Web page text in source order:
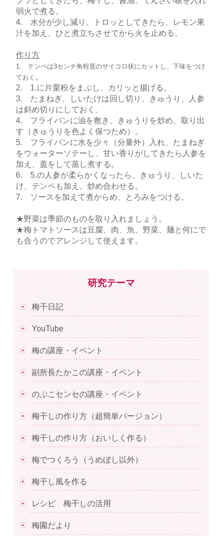
弱火で煮る。
4. 水分が少し減り、トロッとしてきたら、レモン果
汁を加え、ひと煮立ちさせてから火を止める。
作り方
1. テンペは3センチ角程度のサイコロ状にカットし、下味をつけ
ておく 。
2. 1.に片栗粉をまぶし、カリッと揚げる。
3. たまねぎ、しいたけは回し切り、きゅうり、人参
は斜め切りにしておく 。
4. フライパンに油を敷き、きゅうりを炒め、取り出
す（きゅうりを色よく保つため）。
5. フライパンに水を少々（分量外）入れ、たまねぎ
をウォーターソテーし、甘い香りがしてきたら人参を
加え、蓋をして蒸し煮する。
6. 5.の人参が柔らかくなったら、きゅうり、しいた
け、テンペも加え、炒め合わせる。
7. ソースを加えて煮からめ、とろみをつける。
★野菜は季節のものを取り入れましょう。
★梅トマトソースは豆腐、肉、魚、野菜、麺と何にで
も合うのでアレンジして使えます。
研究テーマ
梅干日記
YouTube
梅の講座・イベント
副所長たかこの講座・イベント
のぶこセンセの講座・イベント
梅干しの作り方（超簡単バージョン）
梅干しの作り方（おいしく作る）
梅でつくろう（うめぼし以外）
梅干し風を作る
レシピ 梅干しの活用
梅園だより